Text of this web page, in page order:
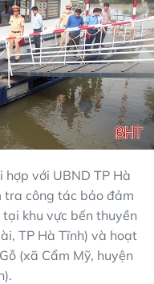
hợp với UBND TP Hà
tra công tác bảo đảm
khu vực bến thuyền
TP Hà Tĩnh) và hoạt
(xã Cẩm Mỹ, huyện